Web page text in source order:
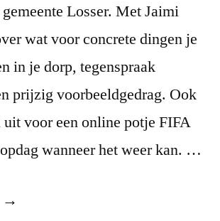
Losser. Met Jaimi
wat voor concrete dingen je
in je dorp, tegenspraak
prijzig voorbeeldgedrag. Ook
voor een online potje FIFA
wanneer het weer kan. …
“#5